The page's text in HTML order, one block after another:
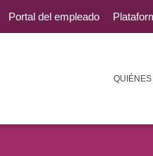
Portal del empleado